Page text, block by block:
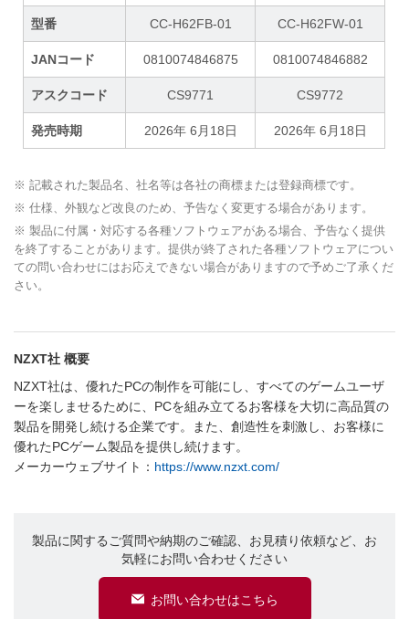
型番 CC-H62FB-01 CC-H62FW-01
JANコード 0810074846875 0810074846882
アスクコード CS9771 CS9772
発売時期 2026年 6月18日 2026年 6月18日
※ 記載された製品名、社名等は各社の商標または登録商標です。
※ 仕様、外観など改良のため、予告なく変更する場合があります。
※ 製品に付属・対応する各種ソフトウェアがある場合、予告なく提供
を終了することがあります。提供が終了された各種ソフトウェアについ
ての問い合わせにはお応えできない場合がありますので予めご了承くだ
さい。
NZXT社 概要
NZXT社は、優れたPCの制作を可能にし、すべてのゲームユーザ
ーを楽しませるために、PCを組み立てるお客様を大切に高品質の
製品を開発し続ける企業です。また、創造性を刺激し、お客様に
優れたPCゲーム製品を提供し続けます。
メーカーウェブサイト： https://www.nzxt.com/
製品に関するご質問や納期のご確認、お見積り依頼など、お
気軽にお問い合わせください
お問い合わせはこちら